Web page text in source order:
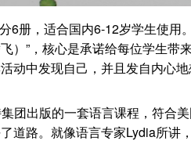
6册，适合国内6-12岁学生使用
）”，核心是承诺给每位学生带
中发现自己，并且发自内心地
团出版的一套语言课程，符合
道路。就像语言专家Lydia所讲